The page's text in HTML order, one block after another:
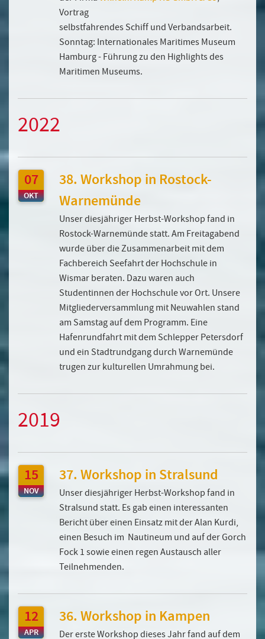
Vortrag
selbstfahrendes Schiff und Verbandsarbeit.
Sonntag: Internationales Maritimes Museum
Hamburg - Führung zu den Highlights des
Maritimen Museums.
2022
07
OKT
38. Workshop in Rostock-
Warnemünde
Unser diesjähriger Herbst-Workshop fand in
Rostock-Warnemünde statt. Am Freitagabend
wurde über die Zusammenarbeit mit dem
Fachbereich Seefahrt der Hochschule in
Wismar beraten. Dazu waren auch
Studentinnen der Hochschule vor Ort. Unsere
Mitgliederversammlung mit Neuwahlen stand
am Samstag auf dem Programm. Eine
Hafenrundfahrt mit dem Schlepper Petersdorf
und ein Stadtrundgang durch Warnemünde
trugen zur kulturellen Umrahmung bei.
2019
15
NOV
37. Workshop in Stralsund
Unser diesjähriger Herbst-Workshop fand in
Stralsund statt. Es gab einen interessanten
Bericht über einen Einsatz mit der Alan Kurdi,
einen Besuch im Nautineum und auf der Gorch
Fock 1 sowie einen regen Austausch aller
Teilnehmenden.
12
APR
36. Workshop in Kampen
Der erste Workshop dieses Jahr fand auf dem